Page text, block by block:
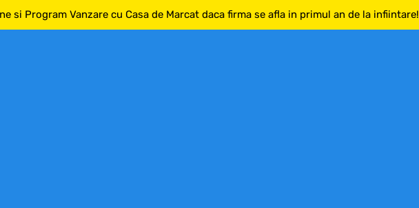
si Program Vanzare cu Casa de Marcat daca firma se afla in primul an de la infiintare!